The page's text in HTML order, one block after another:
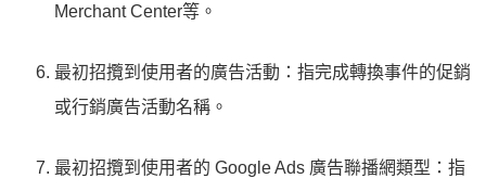
Merchant Center等。
最初招攬到使用者的廣告活動：指完成轉換事件的促銷
或行銷廣告活動名稱。
最初招攬到使用者的 Google Ads 廣告聯播網類型：指